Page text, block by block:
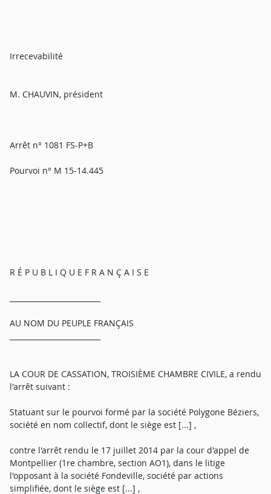
Irrecevabilité
M. CHAUVIN, président
Arrêt n° 1081 FS-P+B
Pourvoi n° M 15-14.445
R É P U B L I Q U E F R A N Ç A I S E
AU NOM DU PEUPLE FRANÇAIS
LA COUR DE CASSATION, TROISIÈME CHAMBRE CIVILE, a rendu
l'arrêt suivant :
Statuant sur le pourvoi formé par la société Polygone Béziers,
société en nom collectif, dont le siège est [...] ,
contre l'arrêt rendu le 17 juillet 2014 par la cour d'appel de
Montpellier (1re chambre, section AO1), dans le litige
l'opposant à la société Fondeville, société par actions
simplifiée, dont le siège est [...] ,